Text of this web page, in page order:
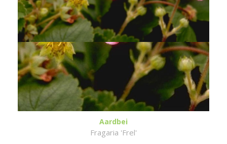
Aardbei
Fragaria 'Frel'